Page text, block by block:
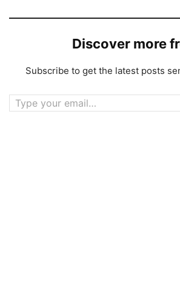
Discover more
Subscribe to get the latest posts
Type your email…